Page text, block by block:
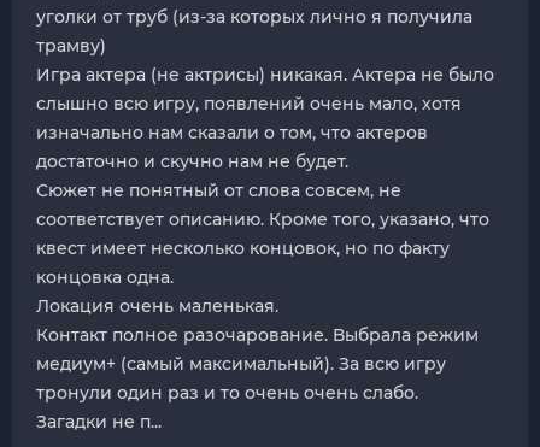
уголки от труб (из-за которых лично я получила
трамву)
Игра актера (не актрисы) никакая. Актера не было
слышно всю игру, появлений очень мало, хотя
изначально нам сказали о том, что актеров
достаточно и скучно нам не будет.
Сюжет не понятный от слова совсем, не
соответствует описанию. Кроме того, указано, что
квест имеет несколько концовок, но по факту
концовка одна.
Локация очень маленькая.
Контакт полное разочарование. Выбрала режим
медиум+ (самый максимальный). За всю игру
тронули один раз и то очень очень слабо.
Загадки не п...